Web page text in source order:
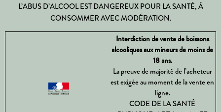
L’ABUS D’ALCOOL EST DANGEREUX POUR LA SANTÉ, À
CONSOMMER AVEC MODÉRATION.
Interdiction de vente de boissons
alcooliques aux mineurs de moins de
18 ans.
La preuve de majorité de l’acheteur
est exigée au moment de la vente en
ligne.
CODE DE LA SANTÉ